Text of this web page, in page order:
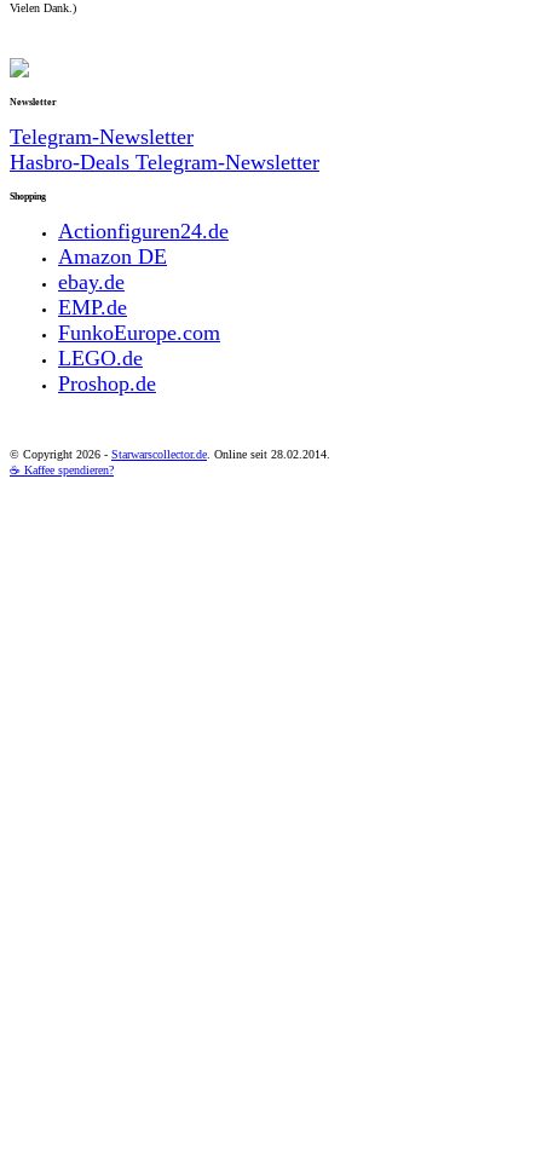
Vielen Dank.)
Newsletter
Telegram-Newsletter
Hasbro-Deals Telegram-Newsletter
Shopping
Actionfiguren24.de
Amazon DE
ebay.de
EMP.de
FunkoEurope.com
LEGO.de
Proshop.de
© Copyright 2026 - Starwarscollector.de. Online seit 28.02.2014.
☕ Kaffee spendieren?